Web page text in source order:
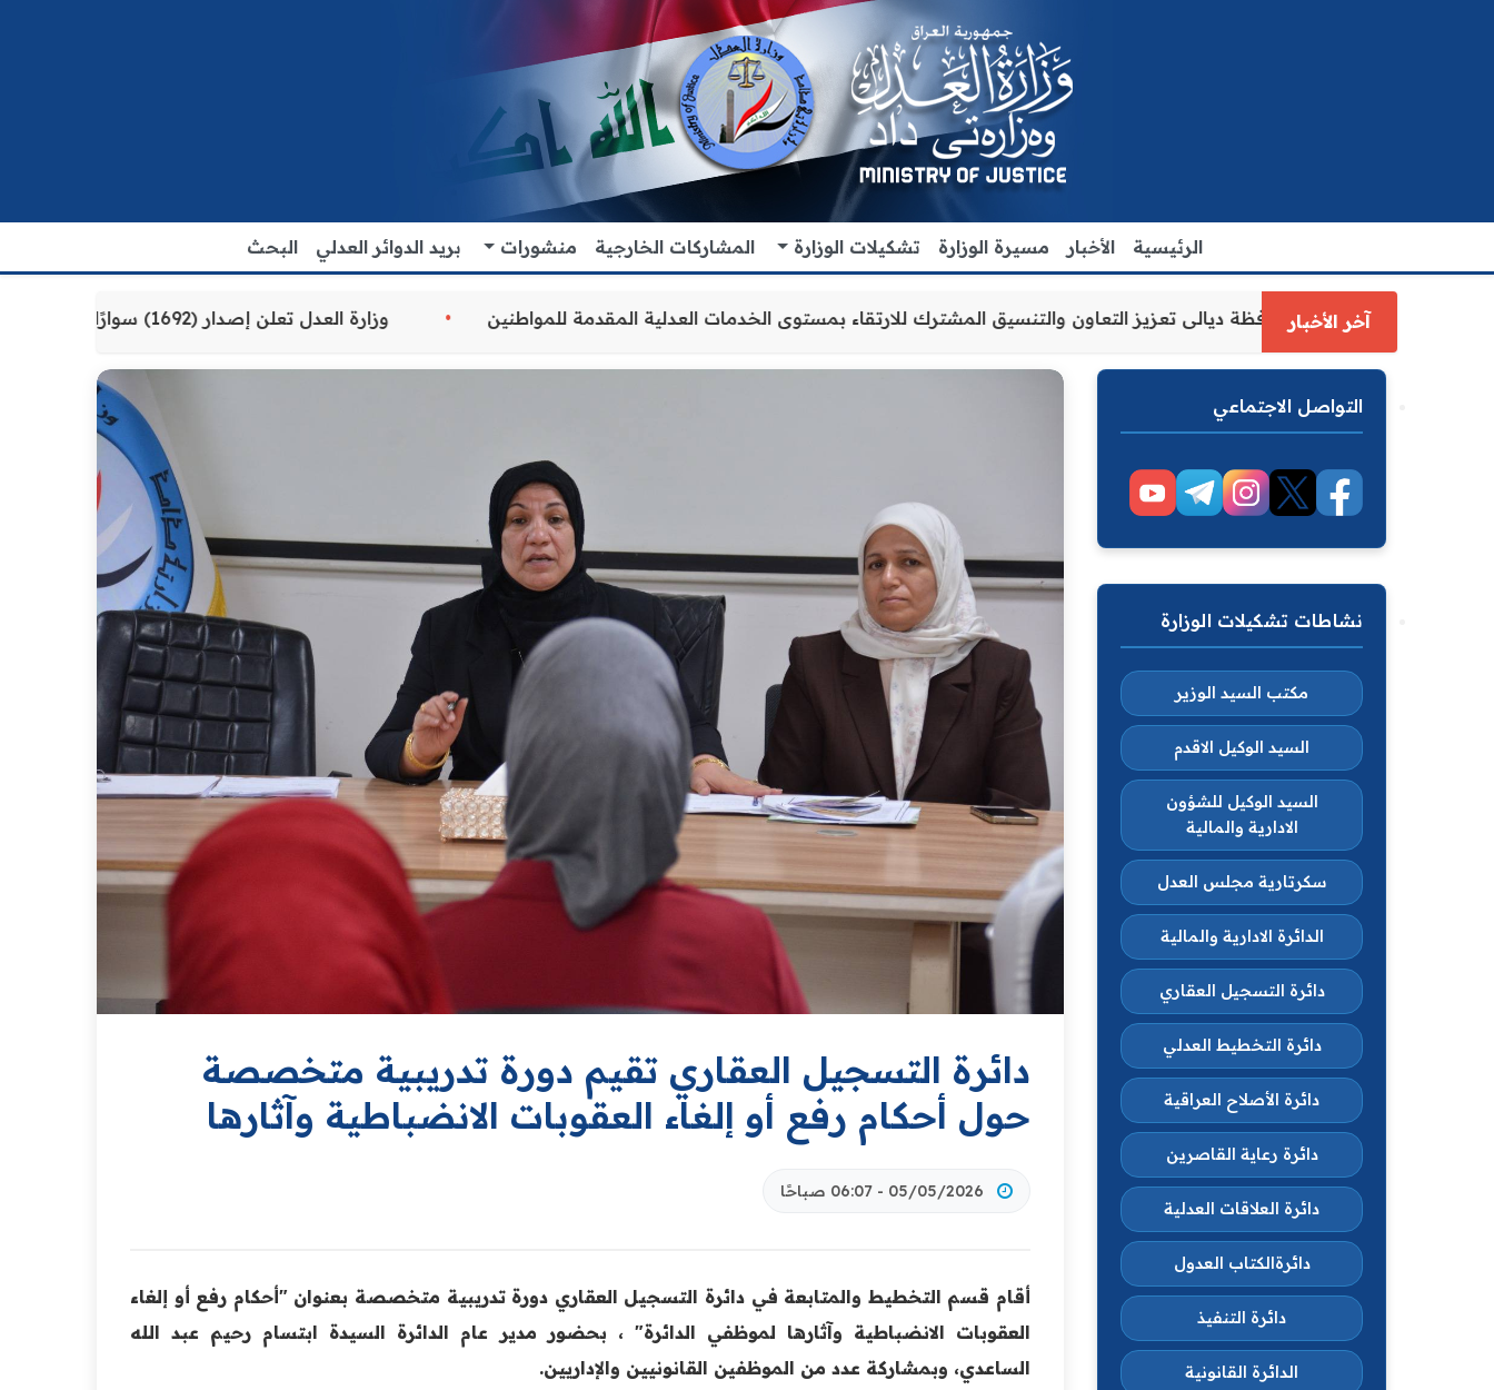
الرئيسية الأخبار مسيرة الوزارة تشكيلات الوزارة المشاركات الخارجية منشورات بريد الدوائر العدلي البحث
آخر الأخبار
العدل الاقدم يبحث مع رئيس مجلس محافظة ديالى تعزيز التعاون والتنسيق المشترك للارتقاء بمستوى الخدمات العدلية المقدمة للمواطنين وزارة العدل تعلن إصدار (1692) سوارًا إلكترونيًا لنزلاء سجن الناصرية المركزي لتنظيم التعاملات المالية داخل المؤسسات الإصلاحية
دائرة التسجيل العقاري تقيم دورة تدريبية متخصصة
حول أحكام رفع أو إلغاء العقوبات الانضباطية وآثارها
05/05/2026 - 06:07 صباحًا
أقام قسم التخطيط والمتابعة في دائرة التسجيل العقاري دورة تدريبية متخصصة بعنوان "أحكام رفع أو إلغاء
العقوبات الانضباطية وآثارها لموظفي الدائرة" ، بحضور مدير عام الدائرة السيدة ابتسام رحيم عبد الله
الساعدي، وبمشاركة عدد من الموظفين القانونيين والإداريين.
التواصل الاجتماعي
نشاطات تشكيلات الوزارة
مكتب السيد الوزير
السيد الوكيل الاقدم
السيد الوكيل للشؤون
الادارية والمالية
سكرتارية مجلس العدل
الدائرة الادارية والمالية
دائرة التسجيل العقاري
دائرة التخطيط العدلي
دائرة الأصلاح العراقية
دائرة رعاية القاصرين
دائرة العلاقات العدلية
دائرةالكتاب العدول
دائرة التنفيذ
الدائرة القانونية